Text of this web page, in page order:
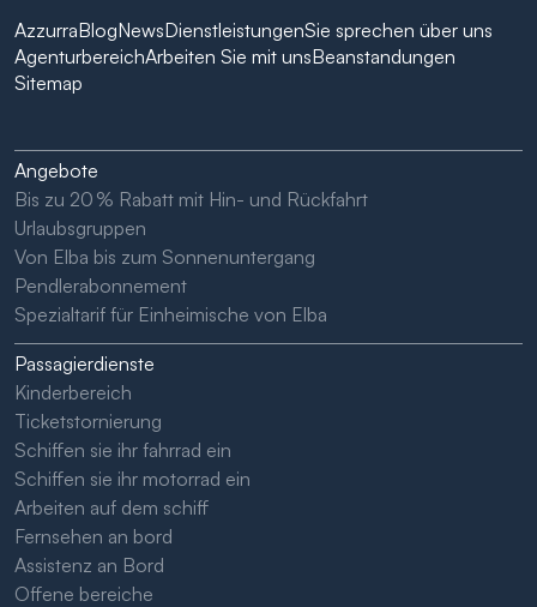
AzzurraBlogNewsDienstleistungenSie sprechen über uns
AgenturbereichArbeiten Sie mit unsBeanstandungen
Sitemap
Angebote
Bis zu 20 % Rabatt mit Hin- und Rückfahrt
Urlaubsgruppen
Von Elba bis zum Sonnenuntergang
Pendlerabonnement
Spezialtarif für Einheimische von Elba
Passagierdienste
Kinderbereich
Ticketstornierung
Schiffen sie ihr fahrrad ein
Schiffen sie ihr motorrad ein
Arbeiten auf dem schiff
Fernsehen an bord
Assistenz an Bord
Offene bereiche